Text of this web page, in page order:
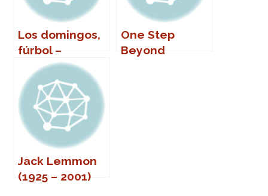
Los domingos,
fúrbol –
Pichichi
One Step
Beyond
Jack Lemmon
(1925 – 2001)